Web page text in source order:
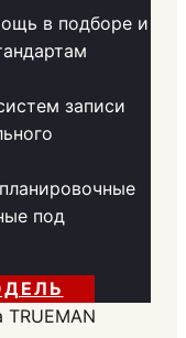
в подборе и
записи
под